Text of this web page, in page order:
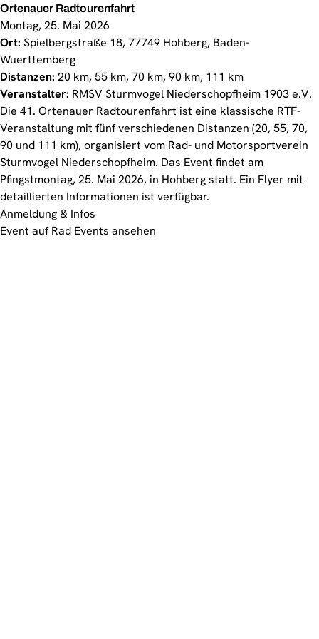
Ortenauer Radtourenfahrt
Montag, 25. Mai 2026
Ort: Spielbergstraße 18, 77749 Hohberg, Baden-
Wuerttemberg
Distanzen: 20 km, 55 km, 70 km, 90 km, 111 km
Veranstalter: RMSV Sturmvogel Niederschopfheim 1903 e.V.
Die 41. Ortenauer Radtourenfahrt ist eine klassische RTF-
Veranstaltung mit fünf verschiedenen Distanzen (20, 55, 70,
90 und 111 km), organisiert vom Rad- und Motorsportverein
Sturmvogel Niederschopfheim. Das Event findet am
Pfingstmontag, 25. Mai 2026, in Hohberg statt. Ein Flyer mit
detaillierten Informationen ist verfügbar.
Anmeldung & Infos
Event auf Rad Events ansehen